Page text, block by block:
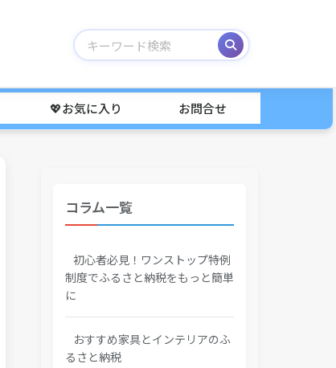
💖お気に入り お問合せ
コラム一覧
初心者必見！ワンストップ特例
制度でふるさと納税をもっと簡単
に
おすすめ家具とインテリアのふ
るさと納税